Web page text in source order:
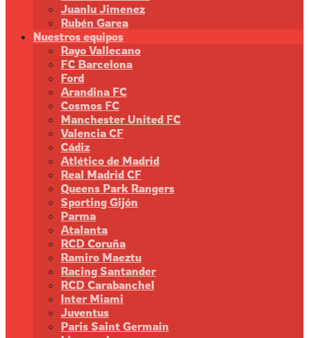
Juanlu Jimenez
Rubén Garea
Nuestros equipos
Rayo Vallecano
FC Barcelona
Ford
Arandina FC
Cosmos FC
Manchester United FC
Valencia CF
Cádiz
Atlético de Madrid
Real Madrid CF
Queens Park Rangers
Sporting Gijón
Parma
Atalanta
RCD Coruña
Ramiro Maeztu
Racing Santander
RCD Carabanchel
Inter Miami
Juventus
Paris Saint Germain